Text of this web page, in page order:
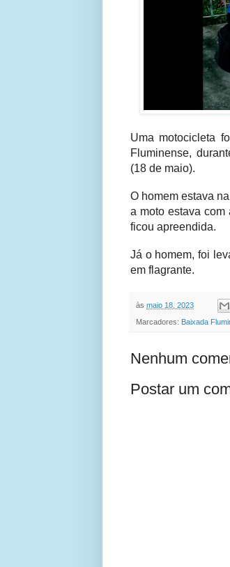
Uma motocicleta
Fluminense,
(18 de maio).
O homem estava
a moto estava com
ficou apreendida.
Já o homem, foi
em flagrante.
às maio 18, 2023
Marcadores: Baixada
Nenhum
Postar um